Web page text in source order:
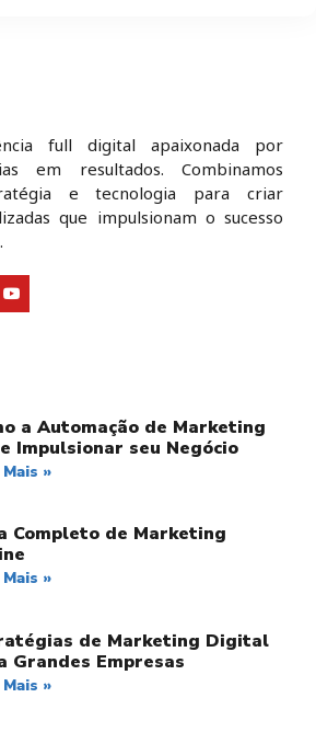
full digital apaixonada por
em resultados. Combinamos
e tecnologia para criar
que impulsionam o sucesso
a Automação de Marketing
Impulsionar seu Negócio
»
Completo de Marketing
»
de Marketing Digital
Grandes Empresas
»